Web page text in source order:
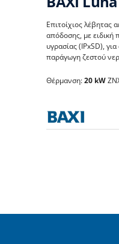
BAXI
Λέβητες
Επιτοίχιος λέβητας
απόδοσης, με ειδική
υγρασίας (IPxSD),
παράγωγη ζεστού
Θέρμανση:20 kW